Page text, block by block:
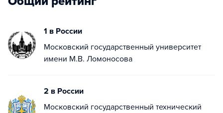
1 в России
Московский государственный университет
имени М.В. Ломоносова
2 в России
Московский государственный технический